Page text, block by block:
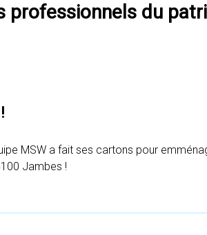
professionnels du
MSW a fait ses cartons pour
Jambes !